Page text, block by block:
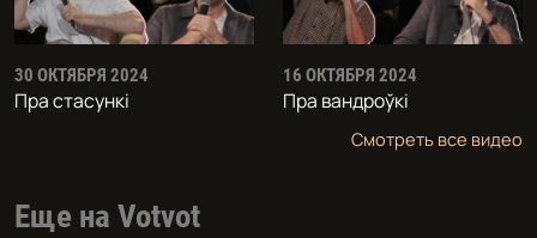
30 ОКТЯБРЯ 2024
Пра стасункi
16 ОКТЯБРЯ 2024
Пра вандроўкі
Смотреть все видео
Еще на Votvot